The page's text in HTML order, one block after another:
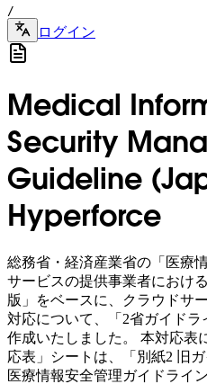
/
ログイン
Medical
Security
Guideline
Hyperforce
総務省・経済産業省の「医療
サービスの提供事業者におけ
版」をベースに、クラウドサ
対応について、「2省ガイド
作成いたしました。 本対応表
応表」シートは、「別紙2 旧
医療情報安全管理ガイドライ